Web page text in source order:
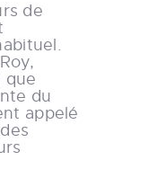
de
que
du
appelé